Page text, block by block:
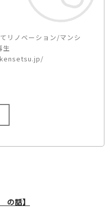
リノベーション/マンシ
生
畷市/八尾市/
の話】